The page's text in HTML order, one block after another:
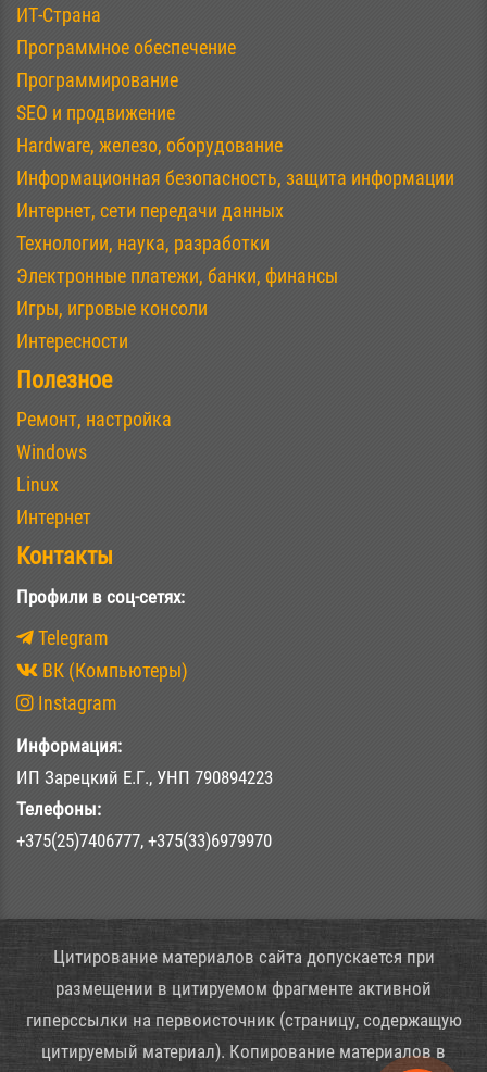
ИТ-Страна
Программное обеспечение
Программирование
SEO и продвижение
Hardware, железо, оборудование
Информационная безопасность, защита информации
Интернет, сети передачи данных
Технологии, наука, разработки
Электронные платежи, банки, финансы
Игры, игровые консоли
Интересности
Полезное
Ремонт, настройка
Windows
Linux
Интернет
Контакты
Профили в соц-сетях:
Telegram
ВК (Компьютеры)
Instagram
Информация:
ИП Зарецкий Е.Г., УНП 790894223
Телефоны:
+375(25)7406777, +375(33)6979970
Цитирование материалов сайта допускается при
размещении в цитируемом фрагменте активной
гиперссылки на первоисточник (страницу, содержащую
цитируемый материал). Копирование материалов в